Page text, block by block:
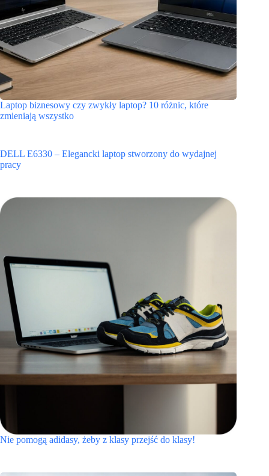
Laptop biznesowy czy zwykły laptop? 10 różnic, które
zmieniają wszystko
DELL E6330 – Elegancki laptop stworzony do wydajnej
pracy
Nie pomogą adidasy, żeby z klasy przejść do klasy!